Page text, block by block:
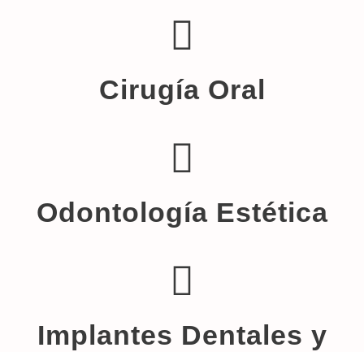
Cirugía Oral
Odontología Estética
Implantes Dentales y